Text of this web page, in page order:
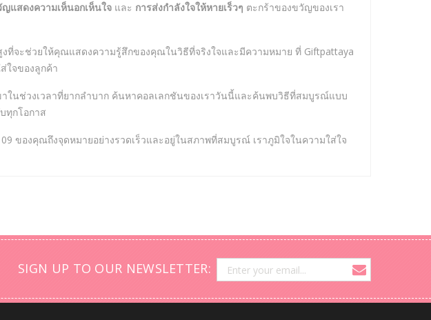
แสดงความเห็นอกเห็นใจ และ การส่งกำลังใจให้หายเร็วๆ ตะกร้าของขวัญของเรา
ที่จะช่วยให้คุณแสดงความรู้สึกของคุณในวิธีที่จริงใจและมีความหมาย ที่ Giftpattaya
ใจของลูกค้า
าในช่วงเวลาที่ยากลำบาก ค้นหาคอลเลกชันของเราวันนี้และค้นพบวิธีที่สมบูรณ์แบบ
ทุกโอกาส
ของคุณถึงจุดหมายอย่างรวดเร็วและอยู่ในสภาพที่สมบูรณ์ เราภูมิใจในความใส่ใจ
SIGN UP TO OUR NEWSLETTER: